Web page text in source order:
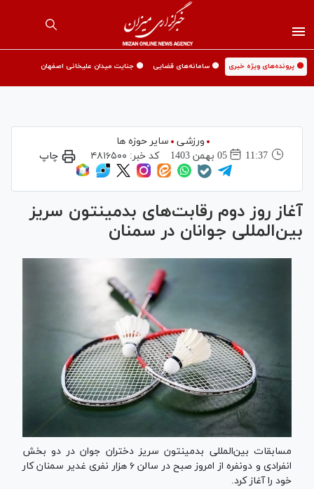
🟡 پرونده‌های ویژه خبری 🟡 سامانه‌های قضایی 🟡 جنایت میدان علیخانی اصفهان
ورزشی
سایر حوزه ها
11:37
05 بهمن 1403 کد خبر: ۴۸۱۶۵۰۰ چاپ
آغاز روز دوم رقابت‌های بدمینتون سریز
بین‌المللی جوانان در سمنان
مسابقات بین‌المللی بدمینتون سریز دختران جوان در دو بخش
انفرادی و دونفره از امروز صبح در سالن ۶ هزار نفری غدیر سمنان کار
خود را آغاز کرد.